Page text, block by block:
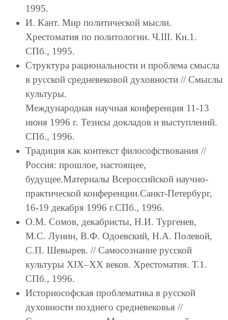
1995.
И. Кант. Мир политической мысли.
Хрестоматия по политологии. Ч.III. Кн.1.
СПб., 1995.
Структура рациональности и проблема смысла
в русской средневековой духовности // Смыслы
культуры.
Международная научная конференция 11-13
июня 1996 г. Тезисы докладов и выступлений.
СПб., 1996.
Традиция как контекст философствования //
Россия: прошлое, настоящее,
будущее.Материалы Всероссийской научно-
практической конференции.Санкт-Петербург,
16-19 декабря 1996 г.СПб., 1996.
О.М. Сомов, декабристы, Н.И. Тургенев,
М.С. Лунин, В.Ф. Одоевский, Н.А. Полевой,
С.П. Шевырев. // Самосознание русской
культуры XIX–XX веков. Хрестоматия. Т.1.
СПб., 1996.
Историософская проблематика в русской
духовности позднего средневековья //